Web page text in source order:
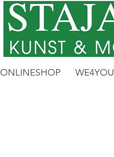
ONLINESHOP WE4YOU